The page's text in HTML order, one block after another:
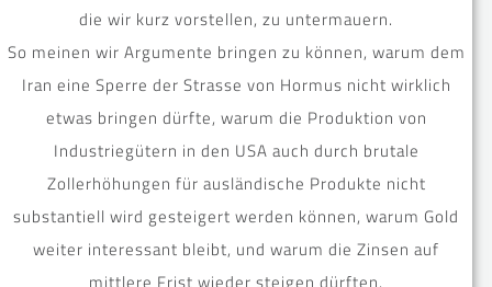
die wir kurz vorstellen, zu untermauern.
So meinen wir Argumente bringen zu können, warum dem
Iran eine Sperre der Strasse von Hormus nicht wirklich
etwas bringen dürfte, warum die Produktion von
Industriegütern in den USA auch durch brutale
Zollerhöhungen für ausländische Produkte nicht
substantiell wird gesteigert werden können, warum Gold
weiter interessant bleibt, und warum die Zinsen auf
mittlere Frist wieder steigen dürften.